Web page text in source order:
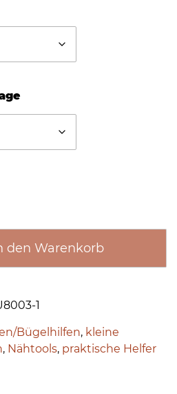
n
e
3
0
b
i
den Warenkorb
1
Bügelhilfen, kleine
, Nähtools, praktische Helfer